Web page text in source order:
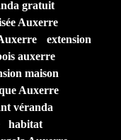
gratuit
Auxerre
extension
auxerre
maison
Auxerre
véranda
habitat